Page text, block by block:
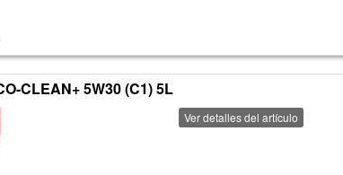
CLEAN+ 5W30 (C1) 5L
Ver detalles del artículo